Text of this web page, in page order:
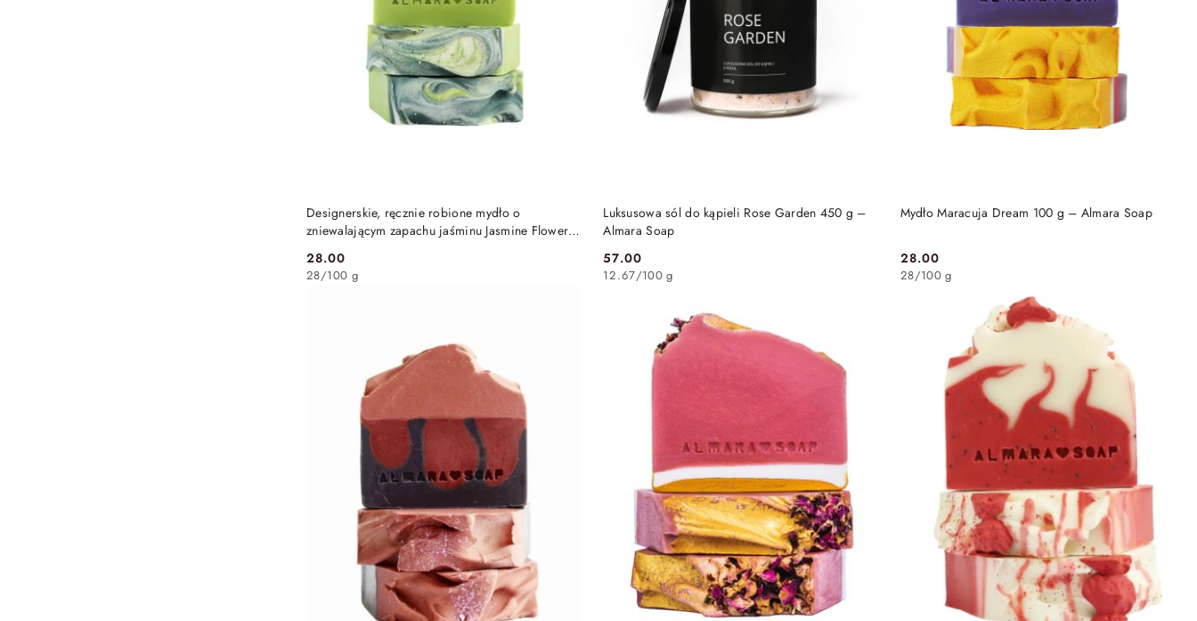
Designerskie, ręcznie robione mydło o
zniewalającym zapachu jaśminu Jasmine Flower
Cena:
28.00
28/100 g
DO KOSZYKA
Luksusowa sól do kąpieli Rose Garden 450 g –
Almara Soap
Cena:
57.00
12.67/100 g
DO KOSZYKA Mydło Maracuja Dream 100 g – Almara Soap
Cena:
28.00
28/100 g
DO KOSZYKA